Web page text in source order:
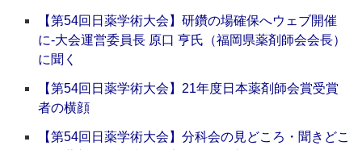
【第54回日薬学術大会】研鑽の場確保へウェブ開催
に‐大会運営委員長 原口 亨氏（福岡県薬剤師会会長）
に聞く
【第54回日薬学術大会】21年度日本薬剤師会賞受賞
者の横顔
【第54回日薬学術大会】分科会の見どころ・聞きどこ